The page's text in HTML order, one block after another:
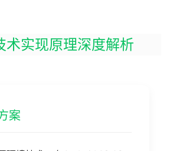
术实现原理深度解析
案